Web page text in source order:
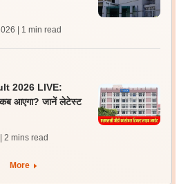
| 1 min read
2026 LIVE:
कब आएगा? जानें लेटेस्ट
| 2 mins read
More